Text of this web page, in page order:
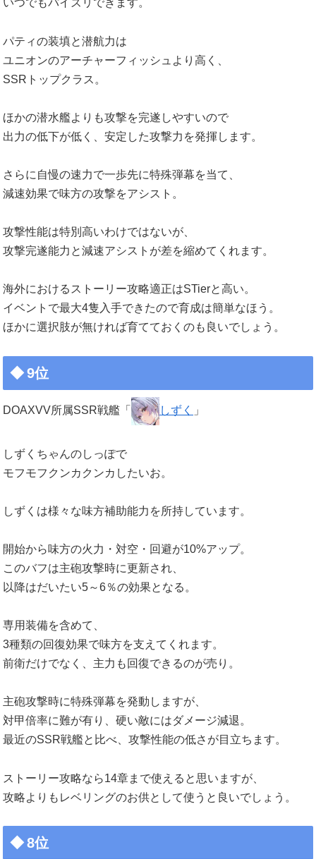
いつでもパイズリできます。
パティの装填と潜航力は
ユニオンのアーチャーフィッシュより高く、
SSRトップクラス。
ほかの潜水艦よりも攻撃を完遂しやすいので
出力の低下が低く、安定した攻撃力を発揮します。
さらに自慢の速力で一歩先に特殊弾幕を当て、
減速効果で味方の攻撃をアシスト。
攻撃性能は特別高いわけではないが、
攻撃完遂能力と減速アシストが差を縮めてくれます。
海外におけるストーリー攻略適正はSTierと高い。
イベントで最大4隻入手できたので育成は簡単なほう。
ほかに選択肢が無ければ育てておくのも良いでしょう。
9位
DOAXVV所属SSR戦艦「 しずく 」
しずくちゃんのしっぽで
モフモフクンカクンカしたいお。
しずくは様々な味方補助能力を所持しています。
開始から味方の火力・対空・回避が10%アップ。
このバフは主砲攻撃時に更新され、
以降はだいたい5～6％の効果となる。
専用装備を含めて、
3種類の回復効果で味方を支えてくれます。
前衛だけでなく、主力も回復できるのが売り。
主砲攻撃時に特殊弾幕を発動しますが、
対甲倍率に難が有り、硬い敵にはダメージ減退。
最近のSSR戦艦と比べ、攻撃性能の低さが目立ちます。
ストーリー攻略なら14章まで使えると思いますが、
攻略よりもレベリングのお供として使うと良いでしょう。
8位